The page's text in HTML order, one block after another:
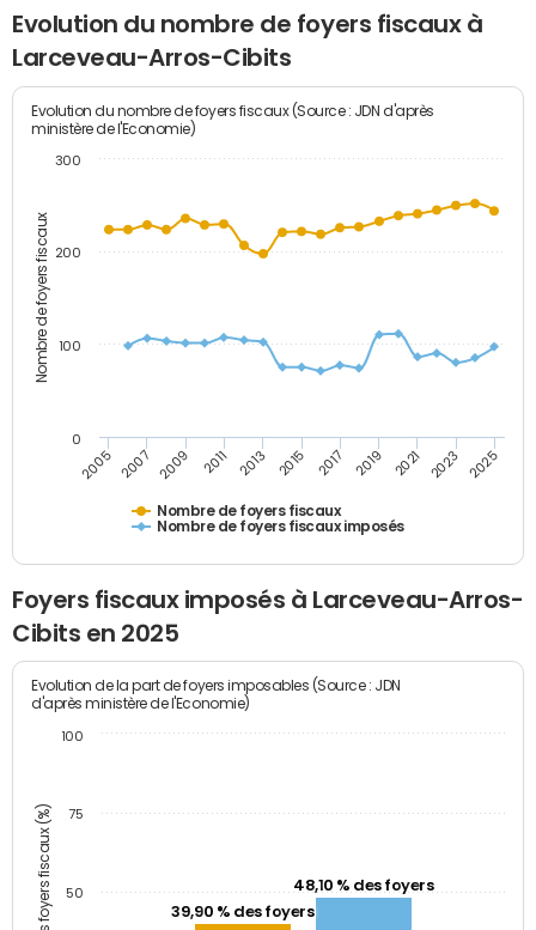
Evolution du nombre de foyers fiscaux à
Larceveau-Arros-Cibits
Nombre de foyers fiscaux
Evolution du nombre de foyers fiscaux (Source : JDN d'après
ministère de l'Economie)
Nombre de foyers fiscaux
Nombre de foyers fiscaux imposés
2005 2007 2009 2011 2013 2015 2017 2019 2021 2023 2025
0
100
200
300
Foyers fiscaux imposés à Larceveau-Arros-
Cibits en 2025
Part des foyers fiscaux (%)
Evolution de la part de foyers imposables (Source : JDN
d'après ministère de l'Economie)
39,90 % des foyers
48,10 % des foyers
50
75
100